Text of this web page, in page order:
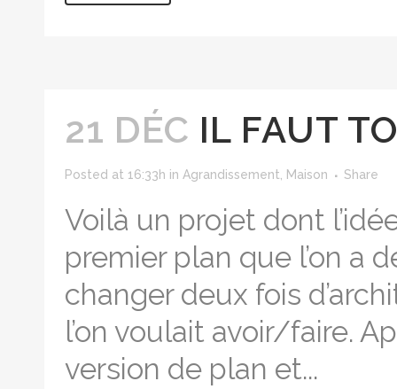
21 DÉC IL FAUT
Posted at 16:33h in Agrandissement Maison Share
Voilà un projet dont
premier plan que l’on a
changer deux fois
l’on voulait avoir/faire.
version de plan et...